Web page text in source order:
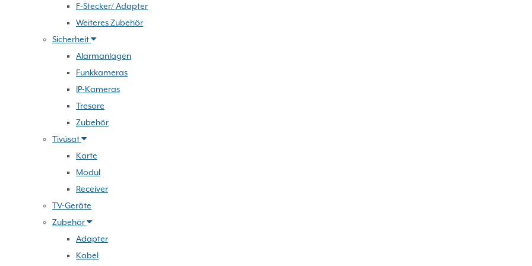
F-Stecker/ Adapter
Weiteres Zubehör
Sicherheit
Alarmanlagen
Funkkameras
IP-Kameras
Tresore
Zubehör
Tivúsat
Karte
Modul
Receiver
TV-Geräte
Zubehör
Adapter
Kabel